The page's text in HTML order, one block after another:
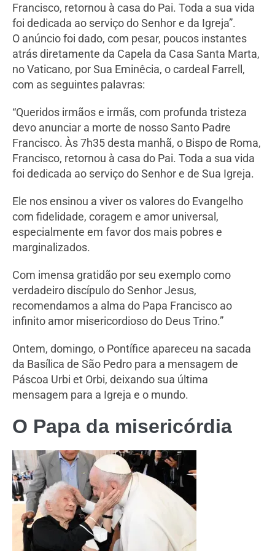
Francisco, retornou à casa do Pai. Toda a sua vida
foi dedicada ao serviço do Senhor e da Igreja”.
O anúncio foi dado, com pesar, poucos instantes
atrás diretamente da Capela da Casa Santa Marta,
no Vaticano, por Sua Eminêcia, o cardeal Farrell,
com as seguintes palavras:
“Queridos irmãos e irmãs, com profunda tristeza
devo anunciar a morte de nosso Santo Padre
Francisco. Às 7h35 desta manhã, o Bispo de Roma,
Francisco, retornou à casa do Pai. Toda a sua vida
foi dedicada ao serviço do Senhor e de Sua Igreja.
Ele nos ensinou a viver os valores do Evangelho
com fidelidade, coragem e amor universal,
especialmente em favor dos mais pobres e
marginalizados.
Com imensa gratidão por seu exemplo como
verdadeiro discípulo do Senhor Jesus,
recomendamos a alma do Papa Francisco ao
infinito amor misericordioso do Deus Trino.”
Ontem, domingo, o Pontífice apareceu na sacada
da Basílica de São Pedro para a mensagem de
Páscoa Urbi et Orbi, deixando sua última
mensagem para a Igreja e o mundo.
O Papa da misericórdia